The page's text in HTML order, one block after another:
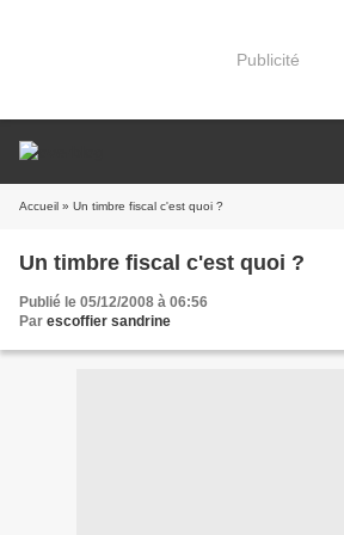
Publicité
Accueil » Un timbre fiscal c'est quoi ?
Un timbre fiscal c'est quoi ?
Publié le 05/12/2008 à 06:56
Par escoffier sandrine